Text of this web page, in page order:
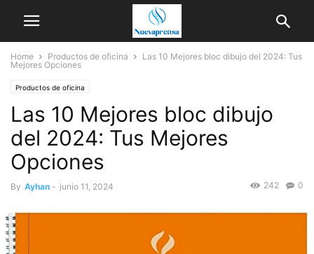
Home Productos de oficina
Las 10 Mejores bloc dibujo del 2024: Tus
Mejores Opciones
Productos de oficina
Las 10 Mejores bloc dibujo
del 2024: Tus Mejores
Opciones
By Ayhan - junio 11, 2024 0
242